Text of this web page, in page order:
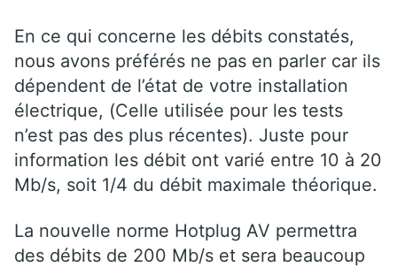
En ce qui concerne les débits constatés,
nous avons préférés ne pas en parler car ils
dépendent de l’état de votre installation
électrique, (Celle utilisée pour les tests
n’est pas des plus récentes). Juste pour
information les débit ont varié entre 10 à 20
Mb/s, soit 1/4 du débit maximale théorique.
La nouvelle norme Hotplug AV permettra
des débits de 200 Mb/s et sera beaucoup